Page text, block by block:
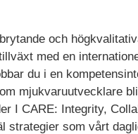
och
med en
du i en
mjukvaruutvecklare
I CARE: Integrity,
strategier som vårt